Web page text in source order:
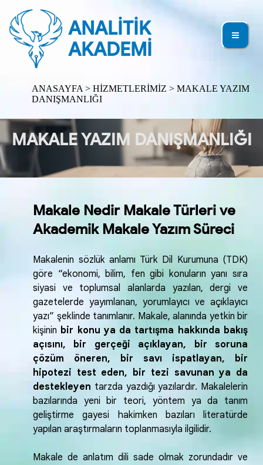
ANALİTİK
AKADEMİ
ANASAYFA > HİZMETLERİMİZ > MAKALE YAZIM
DANIŞMANLIĞI
MAKALE YAZIM DANIŞMANLIĞI
Makale Nedir Makale Türleri ve
Akademik Makale Yazım Süreci
Makalenin sözlük anlamı Türk Dil Kurumuna (TDK)
göre “ekonomi, bilim, fen gibi konuların yanı sıra
siyasi ve toplumsal alanlarda yazılan, dergi ve
gazetelerde yayımlanan, yorumlayıcı ve açıklayıcı
yazı” şeklinde tanımlanır. Makale, alanında yetkin bir
kişinin bir konu ya da tartışma hakkında bakış
açısını, bir gerçeği açıklayan, bir soruna
çözüm öneren, bir savı ispatlayan, bir
hipotezi test eden, bir tezi savunan ya da
destekleyen tarzda yazdığı yazılardır. Makalelerin
bazılarında yeni bir teori, yöntem ya da tanım
geliştirme gayesi hakimken bazıları literatürde
yapılan araştırmaların toplanmasıyla ilgilidir.
Makale de anlatım dili sade olmak zorundadır ve